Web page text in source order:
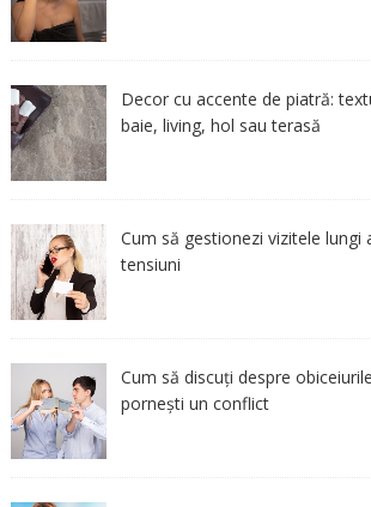
Decor cu accente de piatră:
baie, living, hol sau terasă
Cum să gestionezi vizitele lungi
tensiuni
Cum să discuți despre
pornești un conflict